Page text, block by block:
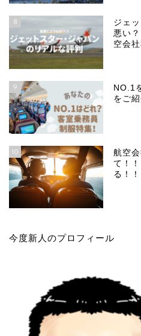
8
ジェ
悪い
空会
9
NO.1
をご紹
10
航空
て！
る！！
今度新人のプロフィール